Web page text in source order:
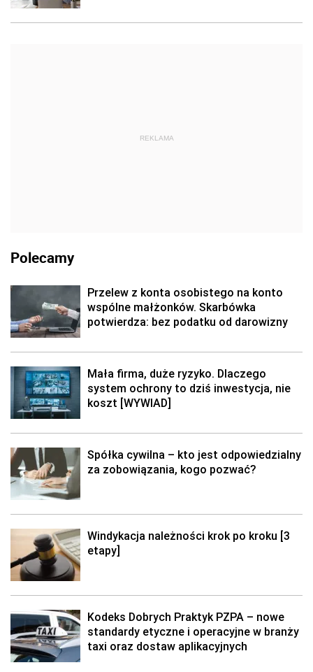
REKLAMA
Polecamy
Przelew z konta osobistego na konto
wspólne małżonków. Skarbówka
potwierdza: bez podatku od darowizny
Mała firma, duże ryzyko. Dlaczego
system ochrony to dziś inwestycja, nie
koszt [WYWIAD]
Spółka cywilna – kto jest odpowiedzialny
za zobowiązania, kogo pozwać?
Windykacja należności krok po kroku [3
etapy]
Kodeks Dobrych Praktyk PZPA – nowe
standardy etyczne i operacyjne w branży
taxi oraz dostaw aplikacyjnych